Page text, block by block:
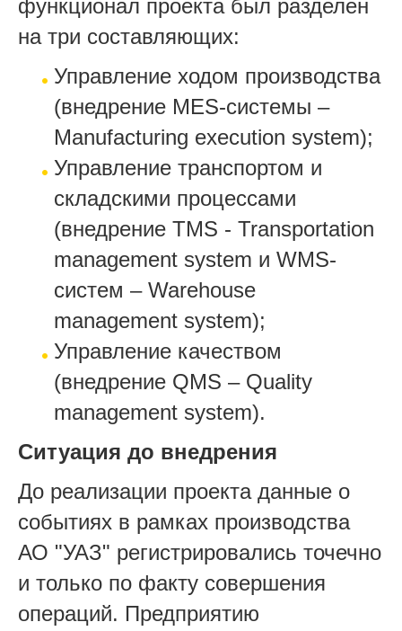
функционал проекта был разделен
на три составляющих:
Управление ходом производства
(внедрение MES-системы –
Manufacturing execution system);
Управление транспортом и
складскими процессами
(внедрение TMS - Transportation
management system и WMS-
систем – Warehouse
management system);
Управление качеством
(внедрение QMS – Quality
management system).
Ситуация до внедрения
До реализации проекта данные о
событиях в рамках производства
АО "УАЗ" регистрировались точечно
и только по факту совершения
операций. Предприятию